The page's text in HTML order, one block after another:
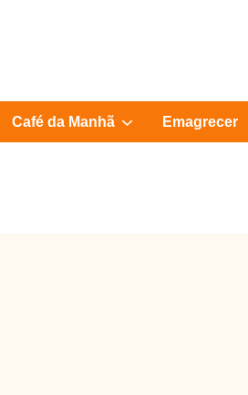
Café da Manhã ShowEmagrecer